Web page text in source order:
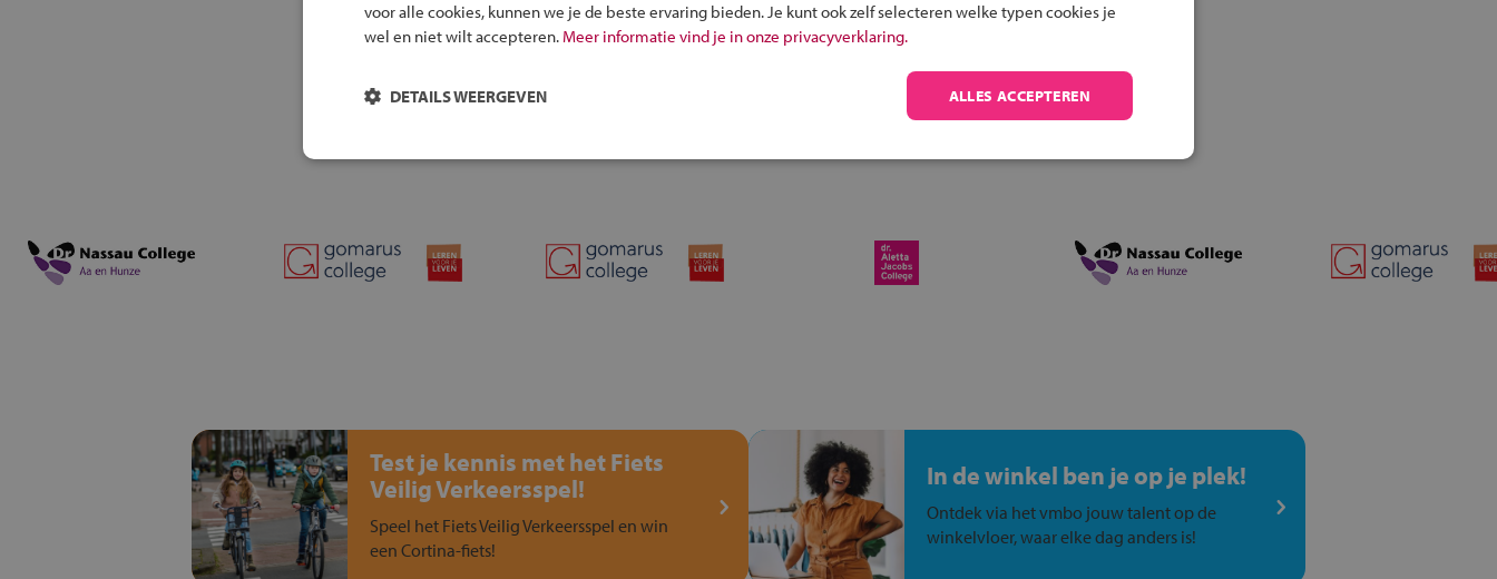
Inschrijven?
Alle informatie om je kind aan te melden bij
Test je kennis met het Fiets
Veilig Verkeersspel!
Speel het Fiets Veilig Verkeersspel en win
een Cortina-fiets!
In de winkel ben je op je plek!
Ontdek via het vmbo jouw talent op de
winkelvloer, waar elke dag anders is!
voor alle cookies, kunnen we je de beste ervaring bieden. Je kunt ook zelf selecteren welke typen cookies je
wel en niet wilt accepteren. Meer informatie vind je in onze privacyverklaring.
ALLES ACCEPTEREN
DETAILS WEERGEVEN